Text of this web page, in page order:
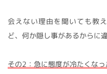
会えない理由を聞いても教
ど、何か隠し事があるからに
その2：急に態度が冷たくなっ